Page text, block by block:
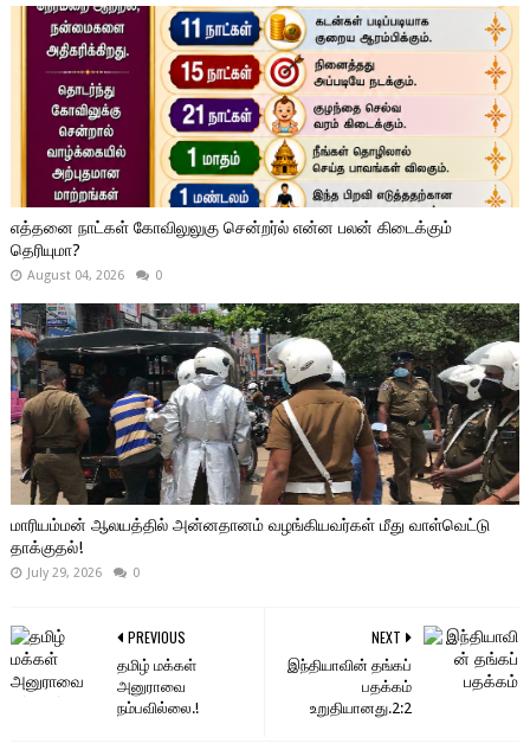
எத்தனை நாட்கள் கோவிலுலுகு சென்றர்ல் என்ன பலன் கிடைக்கும்
தெரியுமா?
August 04, 2026 0
மாரியம்மன் ஆலயத்தில் அன்னதானம் வழங்கியவர்கள் மீது வாள்வெட்டு
தாக்குதல்!
July 29, 2026 0
NEXT
இந்தியாவின் தங்கப்
பதக்கம்
உறுதியானது.2:2
PREVIOUS
தமிழ் மக்கள்
அனுராவை
நம்பவில்லை.!